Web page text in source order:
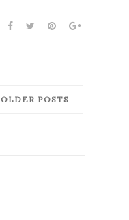
OLDER POSTS